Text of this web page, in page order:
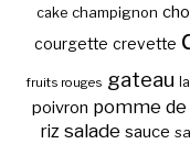
cake champignon
courgette crevette
fruits rouges gateau
poivron pomme
riz salade sauce